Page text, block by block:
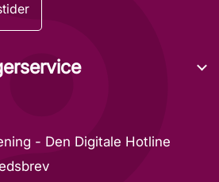
- Den Digitale Hotline